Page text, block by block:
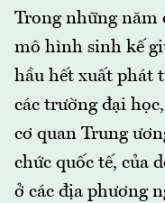
Trong những năm
mô hình sinh kế
hầu hết xuất phát
các trường đại
cơ quan Trung
chức quốc tế, của
ở các địa phương